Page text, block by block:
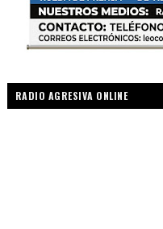
RADIO AGRESIVA ONLINE